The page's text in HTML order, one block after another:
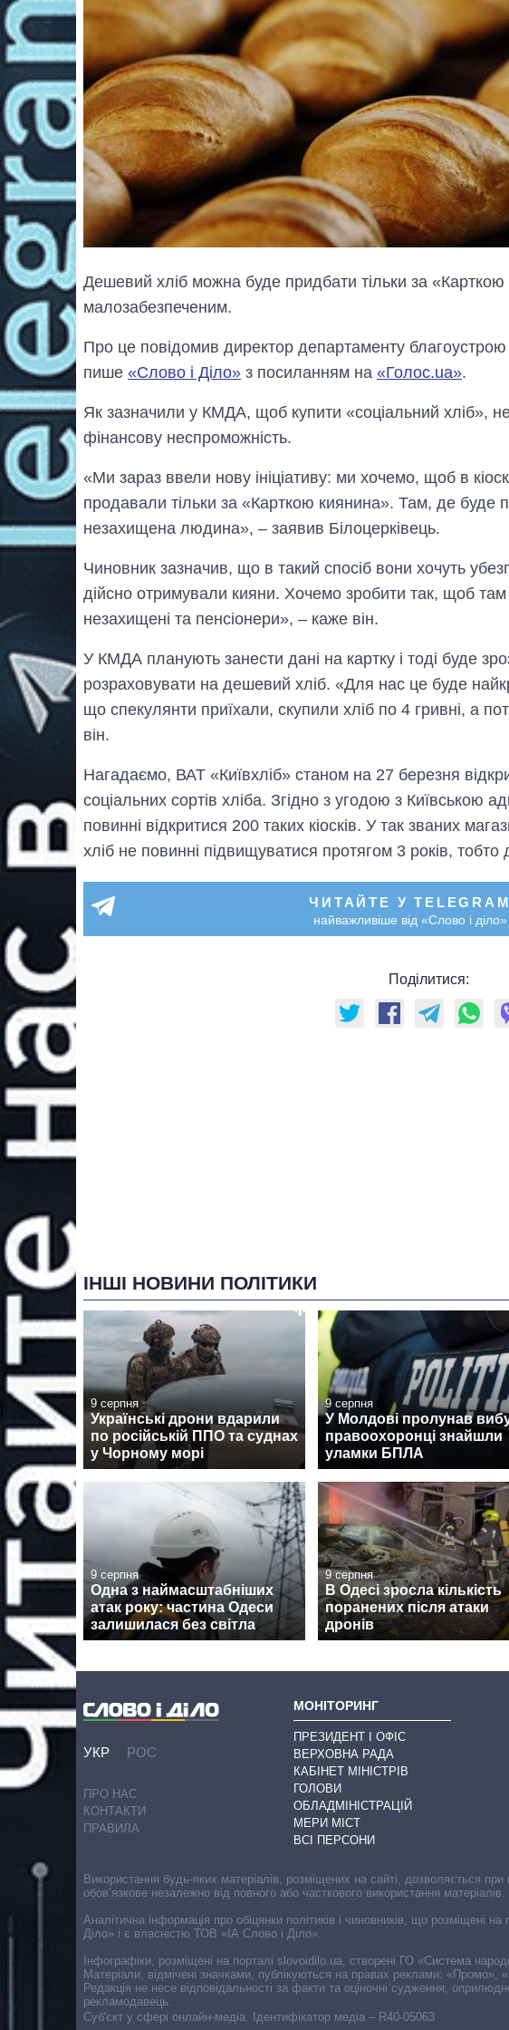
Дешевий хліб можна буде придбати тільки за «Карткою
малозабезпеченим.
Про це повідомив директор департаменту
пише «Слово і Діло» з посиланням на «Голос.ua».
Як зазначили у КМДА, щоб купити «соціальний хліб»,
фінансову неспроможність.
«Ми зараз ввели нову ініціативу: ми хочемо, щоб в
продавали тільки за «Карткою киянина». Там, де буде
незахищена людина», – заявив Білоцерківець.
Чиновник зазначив, що в такий спосіб вони хочуть
дійсно отримували кияни. Хочемо зробити так, щоб там
незахищені та пенсіонери», – каже він.
У КМДА планують занести дані на картку і тоді буде
розраховувати на дешевий хліб. «Для нас це буде
що спекулянти приїхали, скупили хліб по 4 гривні, а
він.
Нагадаємо, ВАТ «Київхліб» станом на 27 березня
соціальних сортів хліба. Згідно з угодою з Київською
повинні відкритися 200 таких кіосків. У так званих
хліб не повинні підвищуватися протягом 3 років, тобто
ЧИТАЙТЕ У TELEGRAM
найважливіше від «Слово і діло»
Поділитися:
ІНШІ НОВИНИ ПОЛІТИКИ
9 серпня
Українські дрони вдарили
по російській ППО та суднах
у Чорному морі
9 серпня
У Молдові пролунав
правоохоронці знайшли
уламки БПЛА
9 серпня
Одна з наймасштабніших
атак року: частина Одеси
залишилася без світла
9 серпня
В Одесі зросла кількість
поранених після атаки
дронів
УКР РОС
ПРО НАС
КОНТАКТИ
ПРАВИЛА
МОНІТОРИНГ
ПРЕЗИДЕНТ І ОФІС
ВЕРХОВНА РАДА
КАБІНЕТ МІНІСТРІВ
ГОЛОВИ
ОБЛАДМІНІСТРАЦІЙ
МЕРИ МІСТ
ВСІ ПЕРСОНИ
Cуб'єкт у сфері онлайн-медіа. Ідентифікатор медіа – R40-05063
Використання будь-яких матеріалів, розміщених на сайті, дозволяється
обов’язкове незалежно від повного або часткового використання матеріалів.
Аналітична інформація про обіцянки політиків і чиновників, що розміщені
Діло» і є власністю ТОВ «ІА Слово і Діло».
Інфографіки, розміщені на порталі slovoidilo.ua, створені ГО «Система
Матеріали, відмічені значками, публікуються на правах реклами: «Промо»,
Редакція не несе відповідальності за факти та оціночні судження,
рекламодавець.